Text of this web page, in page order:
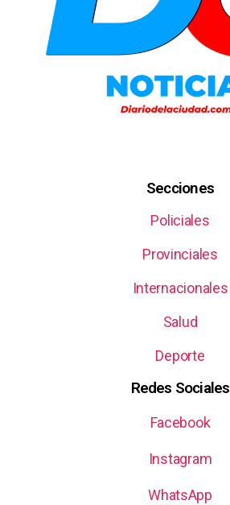
Secciones
Policiales
Provinciales
Internacionales
Salud
Deporte
Redes Sociales
Facebook
Instagram
WhatsApp